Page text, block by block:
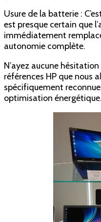
Usure de la batterie :
est presque certain que
immédiatement
autonomie complète.
N’ayez aucune
références HP que nous
spécifiquement
optimisation énergétique.